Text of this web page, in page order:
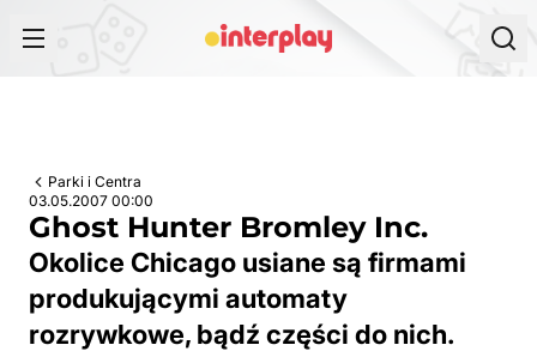
Parki i Centra
03.05.2007 00:00
Ghost Hunter Bromley Inc.
Okolice Chicago usiane są firmami
produkującymi automaty
rozrywkowe, bądź części do nich.